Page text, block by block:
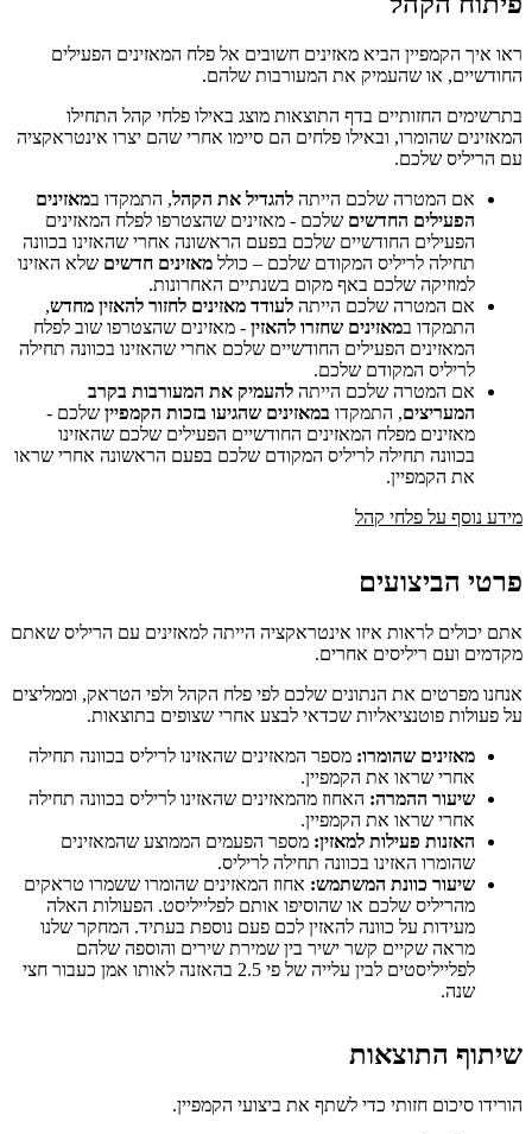
ראו איך הקמפיין הביא מאזינים חשובים אל פלח המאזינים הפעילים
החודשיים, או שהעמיק את המעורבות שלהם.
בתרשימים החזותיים בדף התוצאות מוצג באילו פלחי קהל התחילו
המאזינים שהומרו, ובאילו פלחים הם סיימו אחרי שהם יצרו אינטראקציה
עם הריליס שלכם.
אם המטרה שלכם הייתה להגדיל את הקהל, התמקדו במאזינים
הפעילים החדשים שלכם - מאזינים שהצטרפו לפלח המאזינים
הפעילים החודשיים שלכם בפעם הראשונה אחרי שהאזינו בכוונה
תחילה לריליס המקודם שלכם – כולל מאזינים חדשים שלא האזינו
למוזיקה שלכם באף מקום בשנתיים האחרונות.
אם המטרה שלכם הייתה לעודד מאזינים לחזור להאזין מחדש,
התמקדו במאזינים שחזרו להאזין - מאזינים שהצטרפו שוב לפלח
המאזינים הפעילים החודשיים שלכם אחרי שהאזינו בכוונה תחילה
לריליס המקודם שלכם.
אם המטרה שלכם הייתה להעמיק את המעורבות בקרב
המעריצים, התמקדו במאזינים שהגיעו בזכות הקמפיין שלכם -
מאזינים מפלח המאזינים החודשיים הפעילים שלכם שהאזינו
בכוונה תחילה לריליס המקודם שלכם בפעם הראשונה אחרי שראו
את הקמפיין.
מידע נוסף על פלחי קהל
פרטי הביצועים
אתם יכולים לראות איזו אינטראקציה הייתה למאזינים עם הריליס שאתם
מקדמים ועם ריליסים אחרים.
אנחנו מפרטים את הנתונים שלכם לפי פלח הקהל ולפי הטראק, וממליצים
על פעולות פוטנציאליות שכדאי לבצע אחרי שצופים בתוצאות.
מאזינים שהומרו: מספר המאזינים שהאזינו לריליס בכוונה תחילה
אחרי שראו את הקמפיין.
שיעור ההמרה: האחוז מהמאזינים שהאזינו לריליס בכוונה תחילה
אחרי שראו את הקמפיין.
האזנות פעילות למאזין: מספר הפעמים הממוצע שהמאזינים
שהומרו האזינו בכוונה תחילה לריליס.
שיעור כוונת המשתמש: אחוז המאזינים שהומרו ששמרו טראקים
מהריליס שלכם או שהוסיפו אותם לפלייליסט. הפעולות האלה
מעידות על כוונה להאזין לכם פעם נוספת בעתיד. המחקר שלנו
מראה שקיים קשר ישיר בין שמירת שירים והוספה שלהם
לפלייליסטים לבין עלייה של פי 2.5 בהאזנה לאותו אמן כעבור חצי
שנה.
שיתוף התוצאות
הורידו סיכום חזותי כדי לשתף את ביצועי הקמפיין.